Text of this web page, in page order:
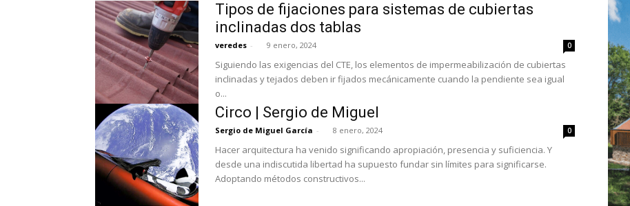
Tipos de fijaciones para sistemas de cubiertas
inclinadas dos tablas
veredes - 9 enero, 2024 0
Siguiendo las exigencias del CTE, los elementos de impermeabilización de cubiertas
inclinadas y tejados deben ir fijados mecánicamente cuando la pendiente sea igual
o...
Circo | Sergio de Miguel
Sergio de Miguel García - 8 enero, 2024 0
Hacer arquitectura ha venido significando apropiación, presencia y suficiencia. Y
desde una indiscutida libertad ha supuesto fundar sin límites para significarse.
Adoptando métodos constructivos...